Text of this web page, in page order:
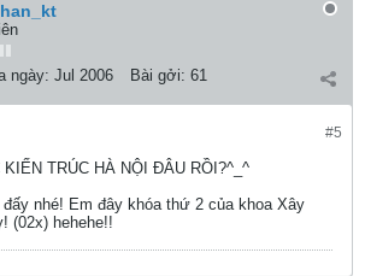
ngày: Jul 2006 Bài gởi: 61
#5
TRÚC HÀ NỘI ĐÂU RỒI?^_^
nhé! Em đây khóa thứ 2 của khoa Xây
(02x) hehehe!!